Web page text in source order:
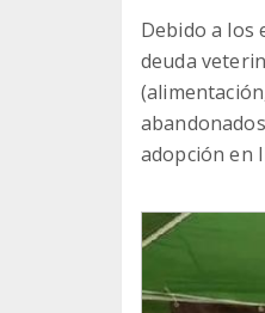
Debido a los
deuda
adopción en